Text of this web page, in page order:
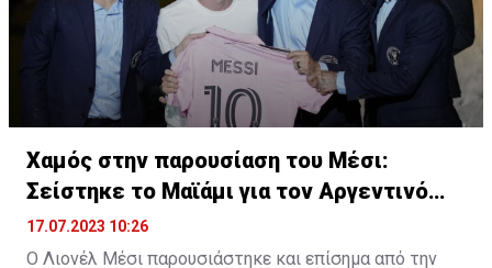
Χαμός στην παρουσίαση του Μέσι:
Σείστηκε το Μαϊάμι για τον Αργεντινό
σταρ
17.07.2023 10:26
Ο Λιονέλ Μέσι παρουσιάστηκε και επίσημα από την